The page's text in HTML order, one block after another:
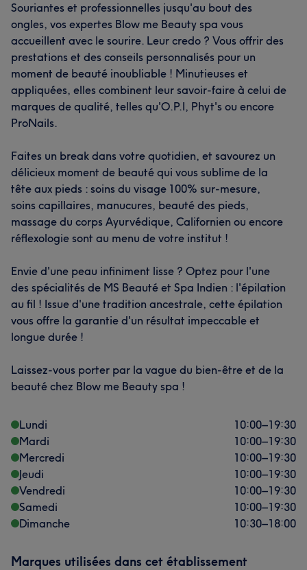
Professionnel/le 6 Efficace 6 Agréable 6
Souriantes et professionnelles jusqu'au bout des
ongles, vos expertes Blow me Beauty spa vous
accueillent avec le sourire. Leur credo ? Vous offrir des
prestations et des conseils personnalisés pour un
moment de beauté inoubliable ! Minutieuses et
appliquées, elles combinent leur savoir-faire à celui de
marques de qualité, telles qu'O.P.I, Phyt's ou encore
ProNails.
Faites un break dans votre quotidien, et savourez un
délicieux moment de beauté qui vous sublime de la
tête aux pieds : soins du visage 100% sur-mesure,
soins capillaires, manucures, beauté des pieds,
massage du corps Ayurvédique, Californien ou encore
réflexologie sont au menu de votre institut !
Envie d'une peau infiniment lisse ? Optez pour l'une
des spécialités de MS Beauté et Spa Indien : l'épilation
au fil ! Issue d'une tradition ancestrale, cette épilation
vous offre la garantie d'un résultat impeccable et
longue durée !
Laissez-vous porter par la vague du bien-être et de la
beauté chez Blow me Beauty spa !
Lundi 10:00–19:30
Mardi
10:00–19:30
Mercredi
10:00–19:30
Jeudi
10:00–19:30
Vendredi
10:00–19:30
Samedi
10:00–19:30
Dimanche
10:30–18:00
Marques utilisées dans cet établissement